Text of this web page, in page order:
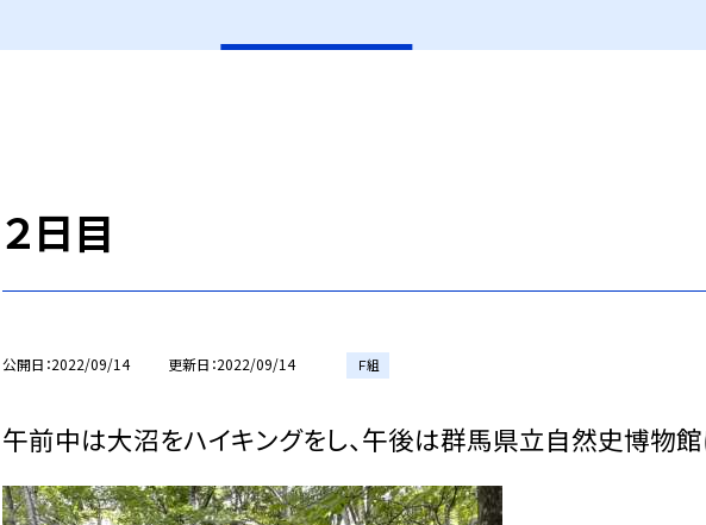
２日目
公開日 2022/09/14 更新日 2022/09/14 Ｆ組
午前中は大沼をハイキングをし、午後は群馬県立自然史博物館